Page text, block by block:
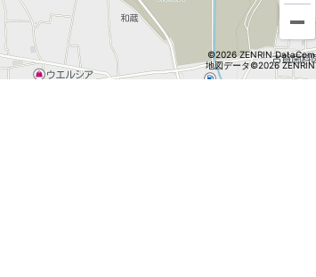
©2026 ZENRIN DataCom
地図データ©2026 ZENRIN